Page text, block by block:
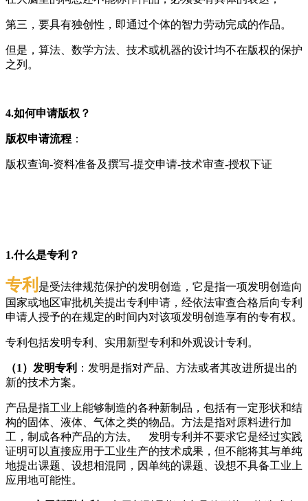
第三，要具有独创性，即通过个体的智力劳动完成的作品。
但是，算法、数学方法、技术或机器的设计均不在版权的保护
之列。
4.如何申请版权？
版权申请流程 ：
版权查询-资料准备及撰写-提交申请-技术审查-授权下证
1.什么是专利？
专利 是受法律规范保护的发明创造，它是指一项发明创造向
国家或地区审批机关提出专利申请，经依法审查合格后向专利
申请人授予的在规定的时间内对该项发明创造享有的专有权。
专利包括发明专利、实用新型专利和外观设计专利。
（1）发明专利 ：发明是指对产品、方法或者其改进所提出的
新的技术方案。
产品是指工业上能够制造的各种新制品，包括有一定形状和结
构的固体、液体、气体之类的物品。方法是指对原料进行加
工，制成各种产品的方法。 发明专利并不要求它是经过实践
证明可以直接应用于工业生产的技术成果，但不能将其与单纯
地提出课题、设想相混同，因单纯的课题、设想不具备工业上
应用地可能性。